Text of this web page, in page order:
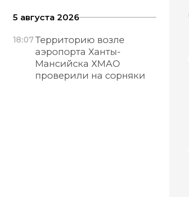
5 августа 2026
18:07Территорию возле
аэропорта Ханты-
Мансийска ХМАО
проверили на сорняки